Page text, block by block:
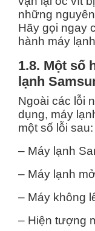
những
Hãy gọi ngay
hành máy
1.8. Một số
lạnh
Ngoài các lỗi
dụng, máy
một số lỗi sau:
– Máy lạnh
– Máy lạnh
– Máy không
– Hiện tượng